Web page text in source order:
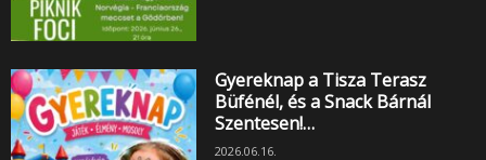
Gyereknap a Tisza Terasz
Büfénél, és a Snack Bárnál
Szentesen!…
2026.06.16.